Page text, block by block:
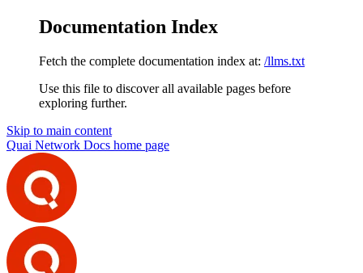
Documentation Index
Fetch the complete documentation index at: /llms.txt
Use this file to discover all available pages before
exploring further.
Skip to main content
Quai Network Docs home page